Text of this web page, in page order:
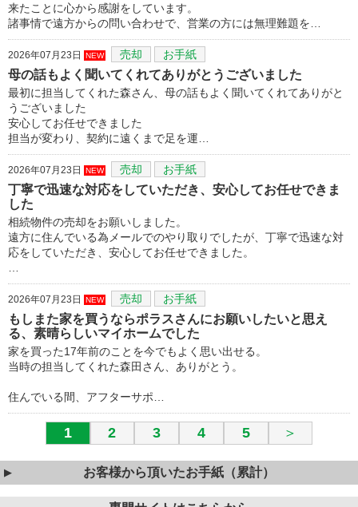
来たことに心から感謝をしています。
諸事情で遠方からの問い合わせで、営業の方には無理難題を…
2026年07月23日 NEW 売却 お手紙
母の話もよく聞いてくれてありがとうございました
最初に担当してくれた森さん、母の話もよく聞いてくれてありがと
うございました
安心してお任せできました
担当が変わり、契約に遠くまで足を運…
2026年07月23日 NEW 売却 お手紙
丁寧で迅速な対応をしていただき、安心してお任せできま
した
相続物件の売却をお願いしました。
遠方に住んでいる為メールでのやり取りでしたが、丁寧で迅速な対
応をしていただき、安心してお任せできました。
2026年07月23日 NEW 売却 お手紙
もしまた家を買うならポラスさんにお願いしたいと思え
る、素晴らしいマイホームでした
家を買った17年前のことを今でもよく思い出せる。
当時の担当してくれた森田さん、ありがとう。
住んでいる間、アフターサポ…
1 2 3 4 5 ＞
お客様から頂いたお手紙（累計）